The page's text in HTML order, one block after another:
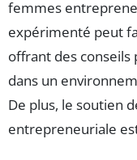
femmes
expérimenté peut
offrant des conseils
dans un
De plus, le soutien
entrepreneuriale